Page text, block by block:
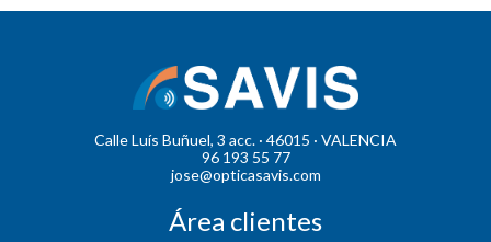
Calle Luís Buñuel, 3 acc. · 46015 · VALENCIA
96 193 55 77
jose@opticasavis.com
Área clientes